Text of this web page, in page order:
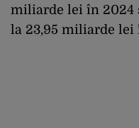
miliarde lei în 2024
la 23,95 miliarde lei